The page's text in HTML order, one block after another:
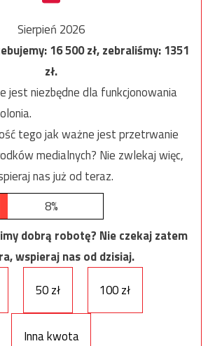
Sierpień 2026
16 500zł, zebraliśmy:1351
zł.
jest niezbędne dla funkcjonowania
tego jak ważne jest przetrwanie
medialnych? Nie zwlekaj więc,
nas już od teraz.
8%
dobrą robotę? Nie czekaj zatem
wspieraj nas od dzisiaj.
50 zł 100 zł
Inna kwota